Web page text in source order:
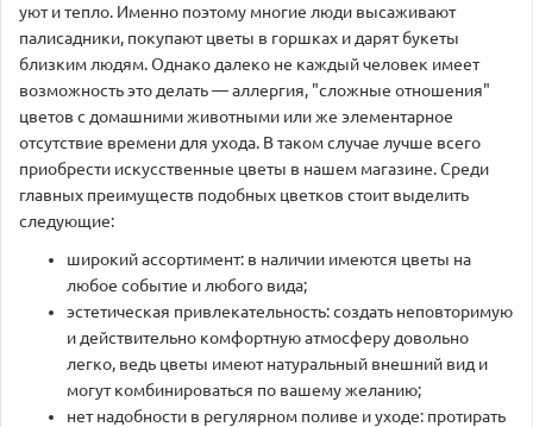
уют и тепло. Именно поэтому многие люди высаживают
палисадники, покупают цветы в горшках и дарят букеты
близким людям. Однако далеко не каждый человек имеет
возможность это делать — аллергия, "сложные отношения"
цветов с домашними животными или же элементарное
отсутствие времени для ухода. В таком случае лучше всего
приобрести искусственные цветы в нашем магазине. Среди
главных преимуществ подобных цветков стоит выделить
следующие:
широкий ассортимент: в наличии имеются цветы на
любое событие и любого вида;
эстетическая привлекательность: создать неповторимую
и действительно комфортную атмосферу довольно
легко, ведь цветы имеют натуральный внешний вид и
могут комбинироваться по вашему желанию;
нет надобности в регулярном поливе и уходе: протирать